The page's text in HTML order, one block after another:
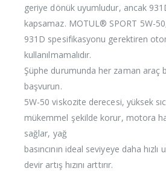
geriye dönük uyumludur, ancak
kapsamaz. MOTUL® SPORT 5W-
931D spesifikasyonu gerektiren
kullanılmamalıdır.
Şüphe durumunda her zaman araç
başvurun.
5W-50 viskozite derecesi, yüksek
mükemmel şekilde korur, motora
sağlar, yağ
basıncının ideal seviyeye daha hızlı
devir artış hızını arttırır.